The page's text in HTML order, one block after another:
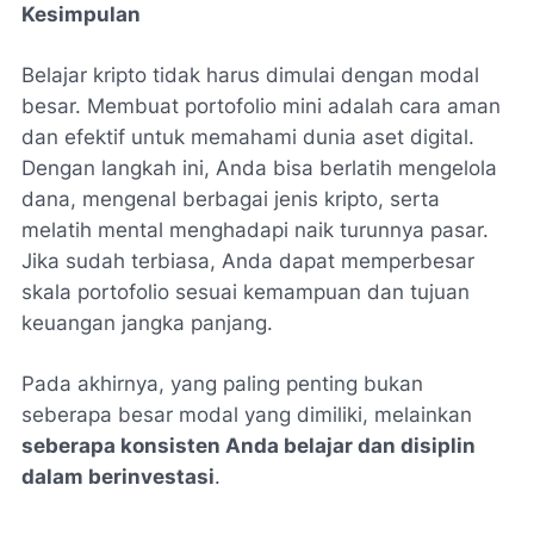
Kesimpulan
Belajar kripto tidak harus dimulai dengan modal
besar. Membuat portofolio mini adalah cara aman
dan efektif untuk memahami dunia aset digital.
Dengan langkah ini, Anda bisa berlatih mengelola
dana, mengenal berbagai jenis kripto, serta
melatih mental menghadapi naik turunnya pasar.
Jika sudah terbiasa, Anda dapat memperbesar
skala portofolio sesuai kemampuan dan tujuan
keuangan jangka panjang.
Pada akhirnya, yang paling penting bukan
seberapa besar modal yang dimiliki, melainkan
seberapa konsisten Anda belajar dan disiplin
dalam berinvestasi.